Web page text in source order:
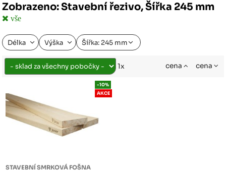
Zobrazeno: Stavební řezivo, Šířka 245 mm
vše
Délka Výška Šířka: 245 mm
1x cena cena
STAVEBNÍ SMRKOVÁ FOŠNA
-10%
AKCE